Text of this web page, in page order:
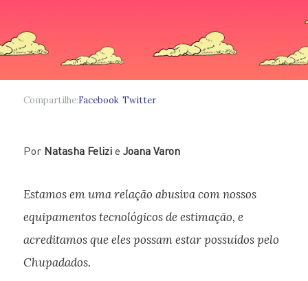
Compartilhe:Facebook Twitter
Por Natasha Felizie Joana Varon
Estamos em uma relação abusiva com nossos
equipamentos tecnológicos de estimação, e
acreditamos que eles possam estar possuídos pelo
Chupadados.